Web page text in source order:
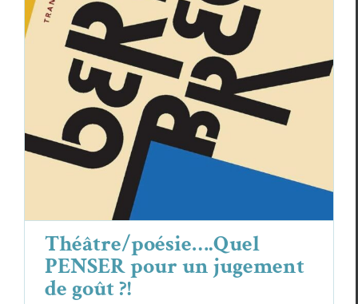
un jugement de goût ?!
Philippe Tancelin
Théâtre/poésie….Quel
PENSER pour un jugement
de goût ?!